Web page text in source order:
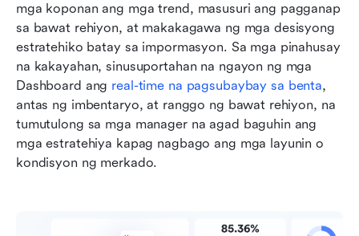
mga koponan ang mga trend, masusuri ang pagganap
sa bawat rehiyon, at makakagawa ng mga desisyong
estratehiko batay sa impormasyon. Sa mga pinahusay
na kakayahan, sinusuportahan na ngayon ng mga
Dashboard ang real-time na pagsubaybay sa benta,
antas ng imbentaryo, at ranggo ng bawat rehiyon, na
tumutulong sa mga manager na agad baguhin ang
mga estratehiya kapag nagbago ang mga layunin o
kondisyon ng merkado.